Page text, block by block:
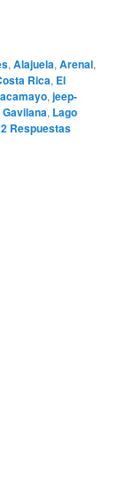
,Alajuela,Arenal,
Rica, El
,jeep-
Gavilana, Lago
Respuestas